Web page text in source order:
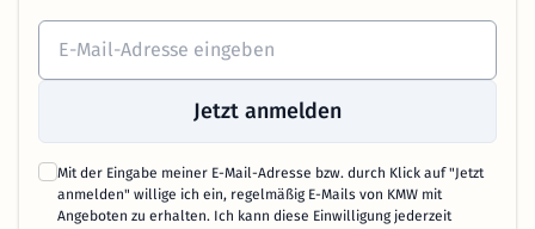
Jetzt anmelden
Mit der Eingabe meiner E-Mail-Adresse bzw. durch Klick auf "Jetzt
anmelden" willige ich ein, regelmäßig E-Mails von KMW mit
Angeboten zu erhalten. Ich kann diese Einwilligung jederzeit